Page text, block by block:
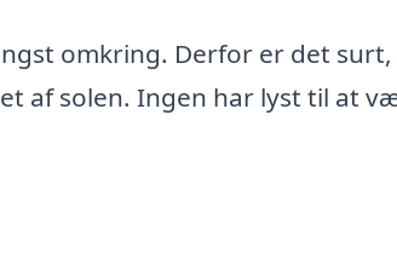
omkring. Derfor er det
af solen. Ingen har lyst til at